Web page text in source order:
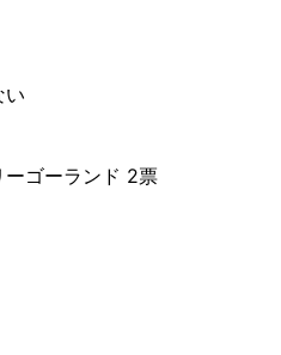
い
ーゴーランド 2票